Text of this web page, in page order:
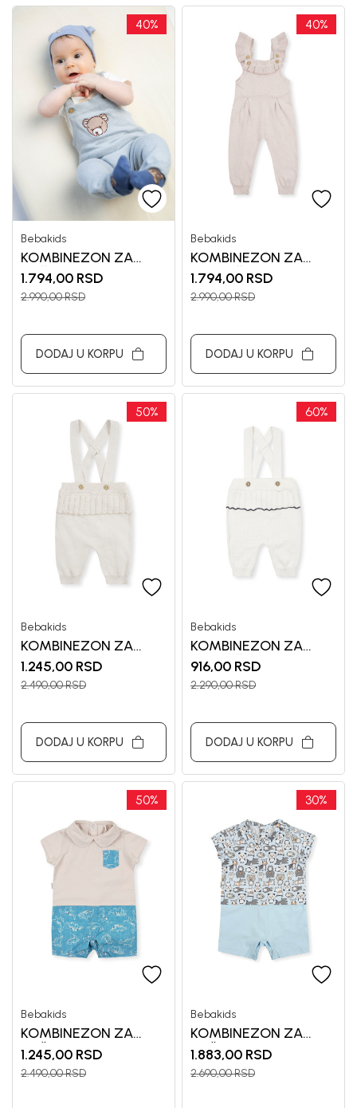
40%
Bebakids
KOMBINEZON ZA
DEČAKE GERARD
1.794,00 RSD
2.990,00RSD
DODAJ U KORPU
40%
Bebakids
KOMBINEZON ZA
DEVOJČICE GERTA
1.794,00 RSD
2.990,00RSD
DODAJ U KORPU
50%
Bebakids
KOMBINEZON ZA
DEVOJČICE GLORA
1.245,00 RSD
2.490,00RSD
DODAJ U KORPU
60%
Bebakids
KOMBINEZON ZA
DEVOJČICE VEKA
916,00 RSD
2.290,00RSD
DODAJ U KORPU
50%
Bebakids
KOMBINEZON ZA
DEČAKE GREG
1.245,00 RSD
2.490,00RSD
30%
Bebakids
KOMBINEZON ZA
DEČAKE VILI
1.883,00 RSD
2.690,00RSD